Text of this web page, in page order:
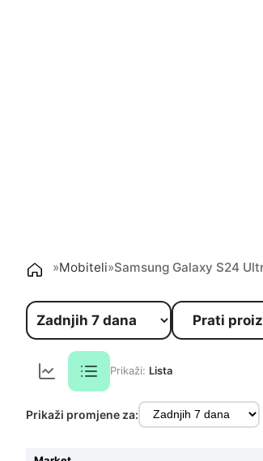
»Mobiteli»Samsung Galaxy S24
Prati
Prikaži: Lista
Prikaži promjene za: